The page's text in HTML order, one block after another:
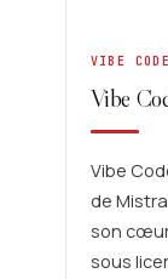
VIBE CODE
Vibe
Vibe
de
son
sous